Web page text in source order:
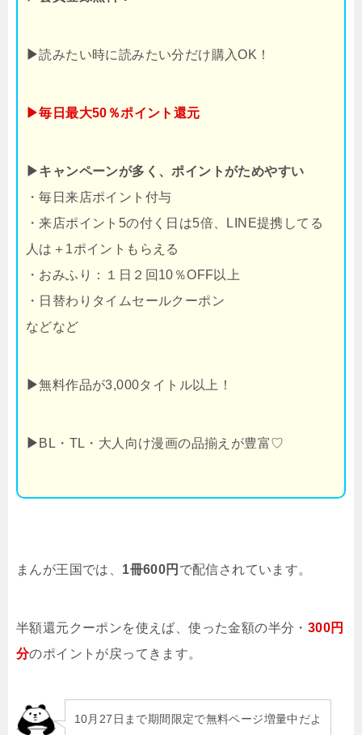
▶読みたい時に読みたい分だけ購入OK！
▶毎日最大50％ポイント還元
▶キャンペーンが多く、ポイントがためやすい
・毎日来店ポイント付与
・来店ポイント5の付く日は5倍、LINE提携してる
人は＋1ポイントもらえる
・おみふり：１日２回10％OFF以上
・日替わりタイムセールクーポン
などなど
▶無料作品が3,000タイトル以上！
▶ BL・TL・大人向け漫画の品揃えが豊富♡
まんが王国では、 1冊600円 で配信されています。
半額還元クーポンを使えば、使った金額の半分・ 300円
分のポイントが戻ってきます。
10月27日まで期間限定で無料ページ増量中だよ